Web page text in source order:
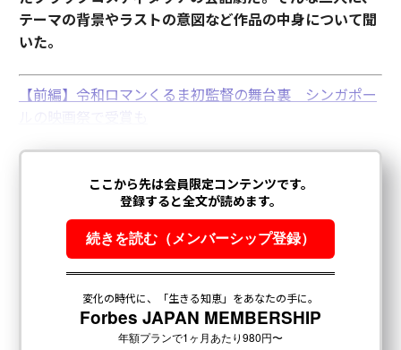
テーマの背景やラストの意図など作品の中身について聞
いた。
【前編】令和ロマンくるま初監督の舞台裏 シンガポー